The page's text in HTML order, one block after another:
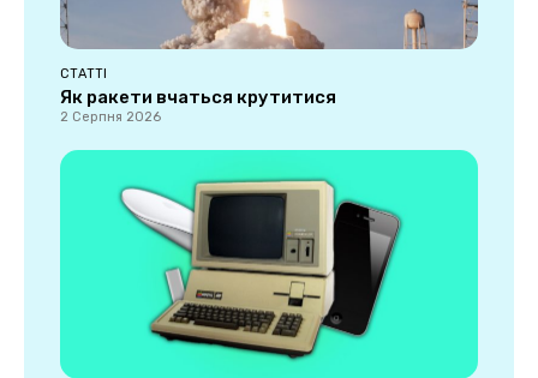
СТАТТІ
Як ракети вчаться крутитися
2 Серпня 2026